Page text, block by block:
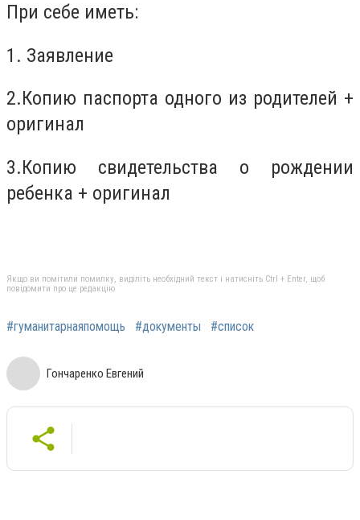
При себе иметь:
1. Заявление
2.Копию паспорта одного из родителей +
оригинал
3.Копию свидетельства о рождении
ребенка + оригинал
Якщо ви помітили помилку, виділіть необхідний текст і натисніть Ctrl + Enter, щоб
повідомити про це редакцію
#гуманитарнаяпомощь #документы #список
Гончаренко Евгений